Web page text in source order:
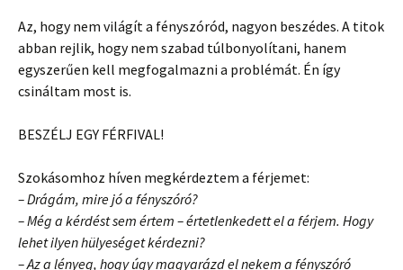
Az, hogy nem világít a fényszóród, nagyon beszédes. A titok
abban rejlik, hogy nem szabad túlbonyolítani, hanem
egyszerűen kell megfogalmazni a problémát. Én így
csináltam most is.
BESZÉLJ EGY FÉRFIVAL!
Szokásomhoz híven megkérdeztem a férjemet:
– Drágám, mire jó a fényszóró?
– Még a kérdést sem értem – értetlenkedett el a férjem. Hogy
lehet ilyen hülyeséget kérdezni?
– Az a lényeg, hogy úgy magyarázd el nekem a fényszóró